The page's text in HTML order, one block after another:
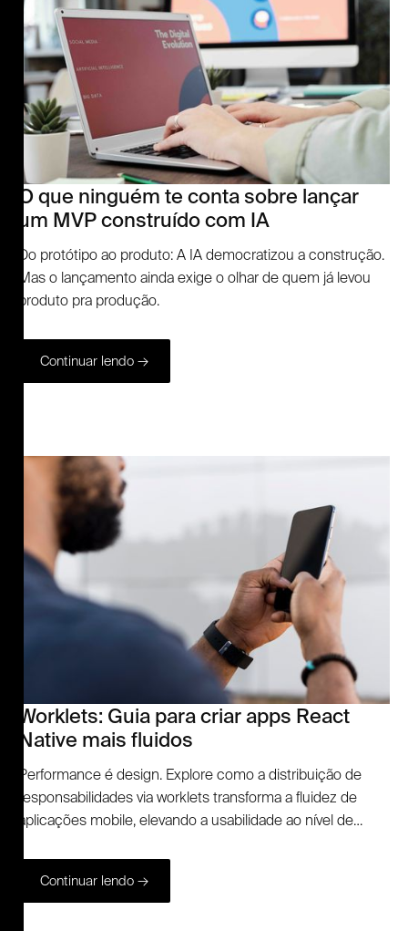
O que ninguém te conta sobre lançar
um MVP construído com IA
Do protótipo ao produto: A IA democratizou a construção.
Mas o lançamento ainda exige o olhar de quem já levou
produto pra produção.
Continuar lendo →
Worklets: Guia para criar apps React
Native mais fluidos
Performance é design. Explore como a distribuição de
responsabilidades via worklets transforma a fluidez de
aplicações mobile, elevando a usabilidade ao nível de
Continuar lendo →